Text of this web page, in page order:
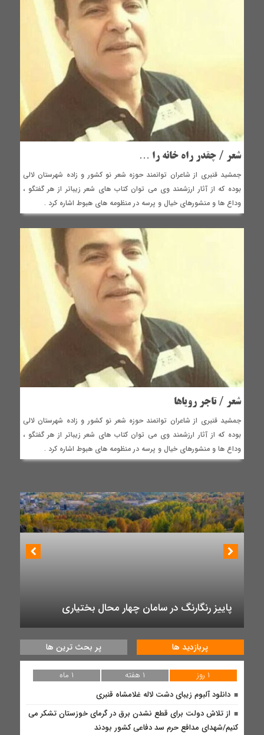
شعر / چقدر راه خانه را …
جمشید قنبری از شاعران توانمند حوزه شعر نو کشور و زاده شهرستان لالی
بوده که از آثار ارزشمند وی می توان کتاب های شعر زیباتر از هر گفتگو ،
وداع ها و منشورهای خیال و پرسه در منظومه های هبوط اشاره کرد .
شعر / تاجر رویاها
جمشید قنبری از شاعران توانمند حوزه شعر نو کشور و زاده شهرستان لالی
بوده که از آثار ارزشمند وی می توان کتاب های شعر زیباتر از هر گفتگو ،
وداع ها و منشورهای خیال و پرسه در منظومه های هبوط اشاره کرد .
پاییز رنگارنگ در سامان چهار محال بختیاری
پربازدید ها پر بحث ترین ها
۱ روز ۱ هفته
۱ ماه
دانلود آلبوم زیبای دشت لاله غلامشاه قنبری
از تلاش دولت برای قطع نشدن برق در گرمای خوزستان تشکر می
کنیم/شهدای مدافع حرم سد دفاعی کشور بودند